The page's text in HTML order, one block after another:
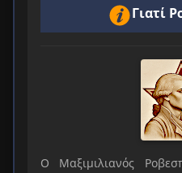
Γιατί
Ο Μαξιμιλιανός